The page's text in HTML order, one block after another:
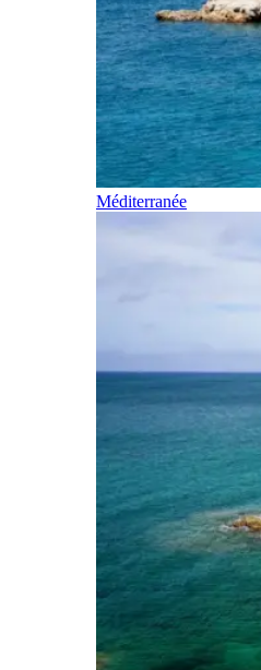
Méditerranée